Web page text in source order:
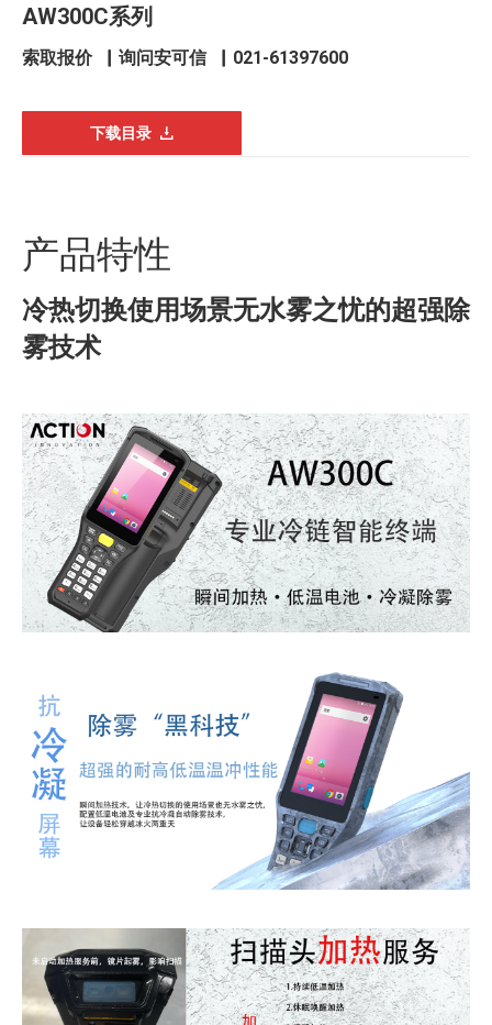
AW300C系列
索取报价▏ 询问安可信▏021-61397600
下载目录
产品特性
冷热切换使用场景无水雾之忧的超强除
雾技术